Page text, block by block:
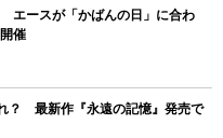
エースが「かばんの日」に合わ
催
？ 最新作『永遠の記憶』発売で